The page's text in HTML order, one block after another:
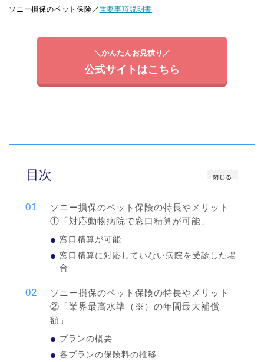
ソニー損保のペット保険／ 重要事項説明書
＼かんたんお見積り／
公式サイトはこちら
閉じる
目次
ソニー損保のペット保険の特長やメリット
①「対応動物病院で窓口精算が可能」
窓口精算が可能
窓口精算に対応していない病院を受診した場
合
ソニー損保のペット保険の特長やメリット
②「業界最高水準（※）の年間最大補償
額」
プランの概要
各プランの保険料の推移